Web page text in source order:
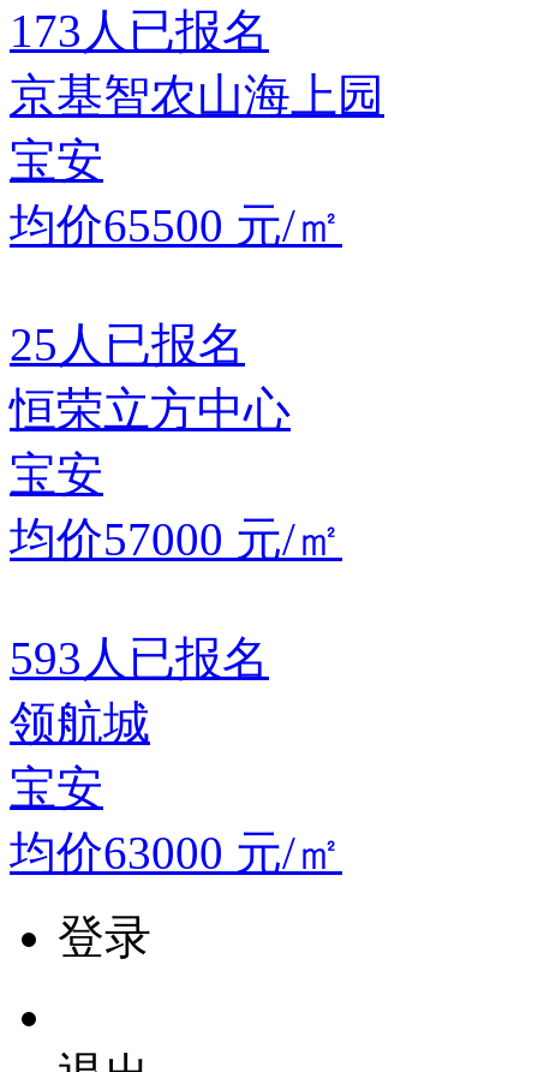
173 人已报名
京基智农山海上园
宝安
均价65500 元/㎡
25 人已报名
恒荣立方中心
宝安
均价57000 元/㎡
593 人已报名
领航城
宝安
均价63000 元/㎡
登录